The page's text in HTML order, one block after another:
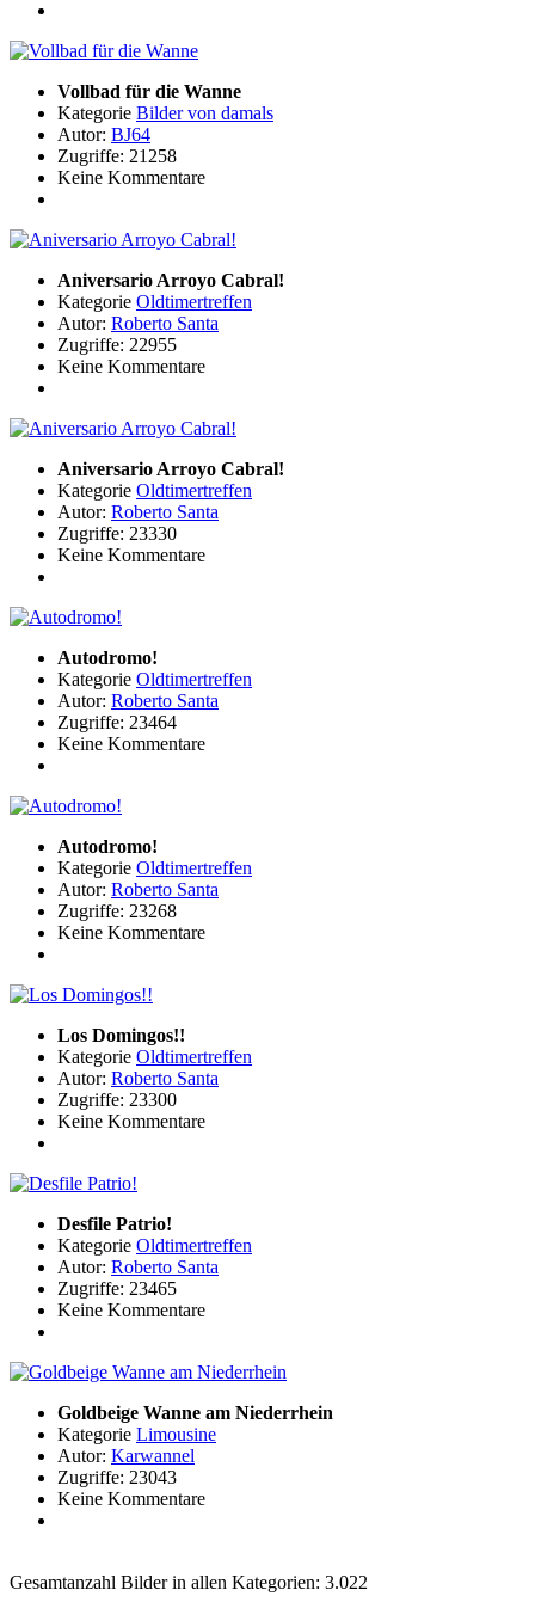
Vollbad für die Wanne
Kategorie Bilder von damals
Autor: BJ64
Zugriffe: 21258
Keine Kommentare
Aniversario Arroyo Cabral!
Kategorie Oldtimertreffen
Autor: Roberto Santa
Zugriffe: 22955
Keine Kommentare
Aniversario Arroyo Cabral!
Kategorie Oldtimertreffen
Autor: Roberto Santa
Zugriffe: 23330
Keine Kommentare
Autodromo!
Kategorie Oldtimertreffen
Autor: Roberto Santa
Zugriffe: 23464
Keine Kommentare
Autodromo!
Kategorie Oldtimertreffen
Autor: Roberto Santa
Zugriffe: 23268
Keine Kommentare
Los Domingos!!
Kategorie Oldtimertreffen
Autor: Roberto Santa
Zugriffe: 23300
Keine Kommentare
Desfile Patrio!
Kategorie Oldtimertreffen
Autor: Roberto Santa
Zugriffe: 23465
Keine Kommentare
Goldbeige Wanne am Niederrhein
Kategorie Limousine
Autor: Karwannel
Zugriffe: 23043
Keine Kommentare
Gesamtanzahl Bilder in allen Kategorien: 3.022